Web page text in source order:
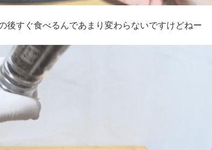
後すぐ食べるんであまり変わらないですけどねー